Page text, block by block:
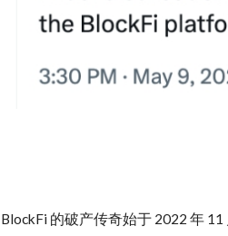
BlockFi 的破产传奇始于 2022 年